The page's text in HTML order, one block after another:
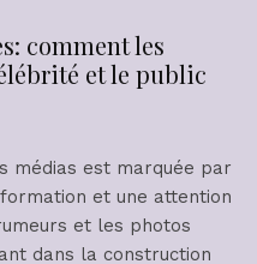
comment les
et le public
médias est marquée par
et une attention
et les photos
dans la construction